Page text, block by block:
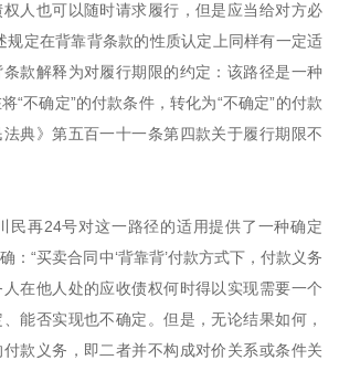
权人也可以随时请求履行，但是应当给对方必
规定在背靠背条款的性质认定上同样有一定适
款解释为对履行期限的约定：该路径是一种
“不确定”的付款条件，转化为“不确定”的付款
典》第五百一十一条第四款关于履行期限不
民再24号对这一路径的适用提供了一种确定
：“买卖合同中‘背靠背’付款方式下，付款义务
在他人处的应收债权何时得以实现需要一个
能否实现也不确定。但是，无论结果如何，
款义务，即二者并不构成对价关系或条件关